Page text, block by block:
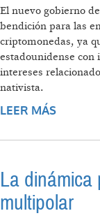
El nuevo gobierno
bendición para las
criptomonedas, ya
estadounidense con
intereses
nativista.
LEER MÁS
La
multipolar